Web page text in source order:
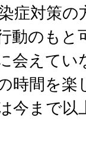
症対策の
動のもと
会えて
時間を楽
今まで以